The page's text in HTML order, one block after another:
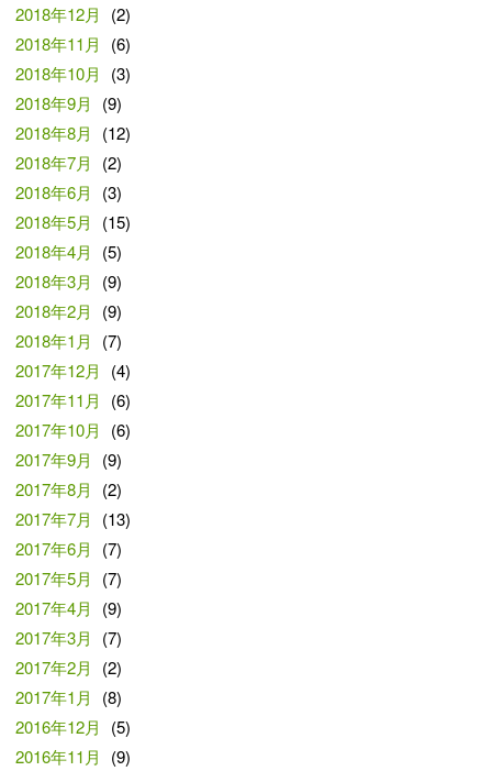
2018年12月
(2)
2018年11月
(6)
2018年10月
(3)
2018年9月
(9)
2018年8月
(12)
2018年7月
(2)
2018年6月
(3)
2018年5月
(15)
2018年4月
(5)
2018年3月
(9)
2018年2月
(9)
2018年1月
(7)
2017年12月
(4)
2017年11月
(6)
2017年10月
(6)
2017年9月
(9)
2017年8月
(2)
2017年7月
(13)
2017年6月
(7)
2017年5月
(7)
2017年4月
(9)
2017年3月
(7)
2017年2月
(2)
2017年1月
(8)
2016年12月
(5)
2016年11月
(9)